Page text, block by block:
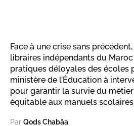
Face à une crise sans
libraires indépendants du
pratiques déloyales des écoles
ministère de l’Éducation à
pour garantir la survie du
équitable aux manuels
Par Qods Chabâa